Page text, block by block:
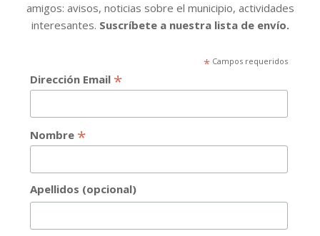
amigos: avisos, noticias sobre el municipio, actividades
interesantes. Suscríbete a nuestra lista de envío.
*Campos requeridos
Dirección Email *
Nombre *
Apellidos (opcional)